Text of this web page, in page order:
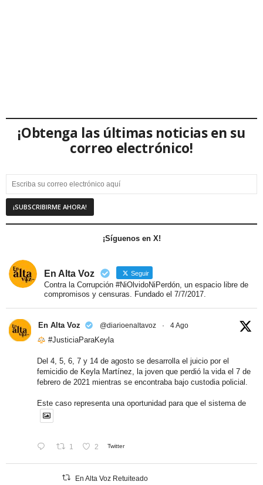
¡Obtenga las últimas noticias en su
correo electrónico!
¡Síguenos en X!
En Alta Voz Seguir
Contra la Corrupción #NiOlvidoNiPerdón, un espacio libre de
compromisos y censuras. Fundado el 7/7/2017.
En Alta Voz @diarioenaltavoz · 4 Ago
#JusticiaParaKeyla
Del 4, 5, 6, 7 y 14 de agosto se desarrolla el juicio por el
femicidio de Keyla Martínez, la joven que perdió la vida el 7 de
febrero de 2021 mientras se encontraba bajo custodia policial.
Este caso representa una oportunidad para que el sistema de
1 2 Twitter
En Alta Voz Retuiteado